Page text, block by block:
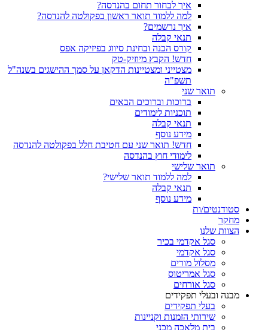
איך לבחור תחום בהנדסה?
למה ללמוד תואר ראשון בפקולטה להנדסה?
איך נרשמים?
תנאי קבלה
קורס הכנה ובחינת סיווג בפיזיקה אפס
חדש! הקבץ מיוזיק-טק
מצטייני ומצטיינות הדקאן על סמך ההישגים בשנה"ל
תשפ"ה
תואר שני
ברוכות וברוכים הבאים
תוכניות לימודים
תנאי קבלה
מידע נוסף
חדש! תואר שני עם חטיבת חלל בפקולטה להנדסה
לימודי חוץ בהנדסה
תואר שלישי
למה ללמוד תואר שלישי?
תנאי קבלה
מידע נוסף
סטודנטים/ות
מחקר
הצוות שלנו
סגל אקדמי בכיר
סגל אקדמי
מסלול מורים
סגל אמריטוס
סגל אורחים
מבנה ובעלי תפקידים
בעלי תפקידים
שירותי הזמנות וקניינות
בית מלאכה מכני